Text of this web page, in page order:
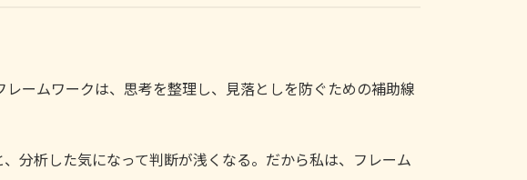
ームワークは、思考を整理し、見落としを防ぐための補助線
分析した気になって判断が浅くなる。だから私は、フレーム